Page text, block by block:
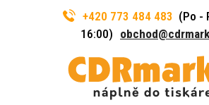
+420 773 484 483 (Po -
16:00)